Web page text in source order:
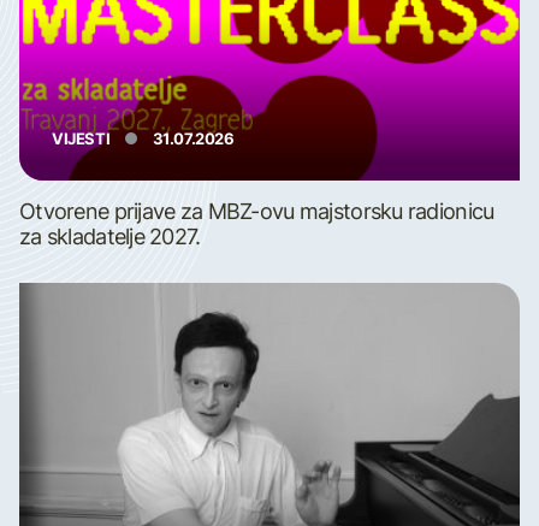
VIJESTI 31.07.2026
Otvorene prijave za MBZ-ovu majstorsku radionicu
za skladatelje 2027.